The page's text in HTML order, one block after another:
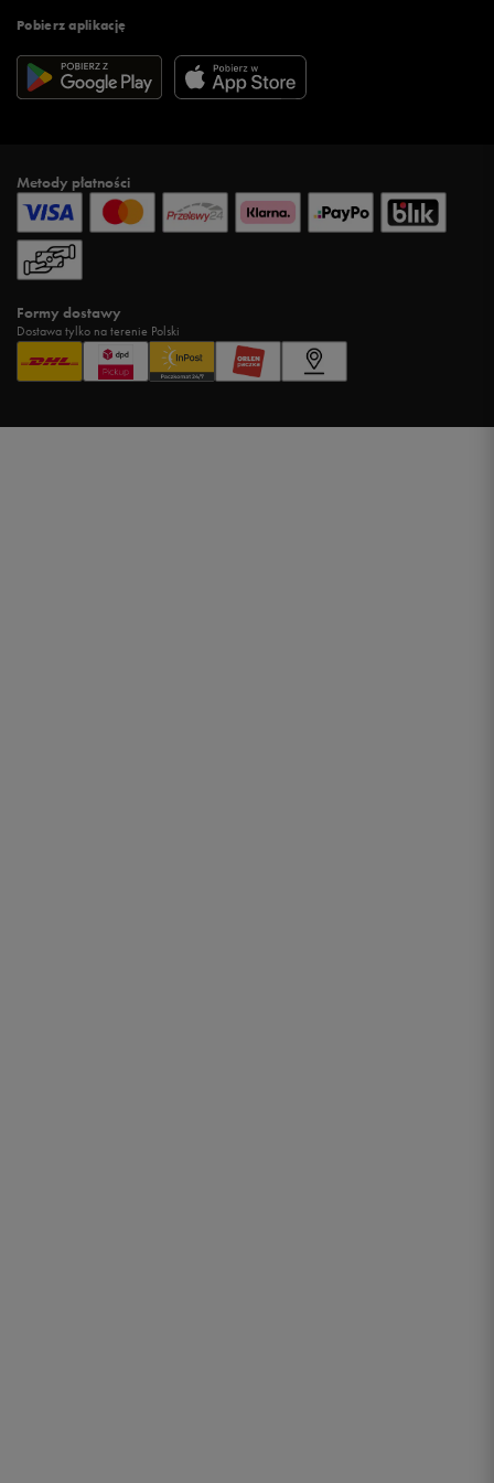
Pobierz aplikację
Metody płatności
Formy dostawy
Dostawa tylko na terenie Polski